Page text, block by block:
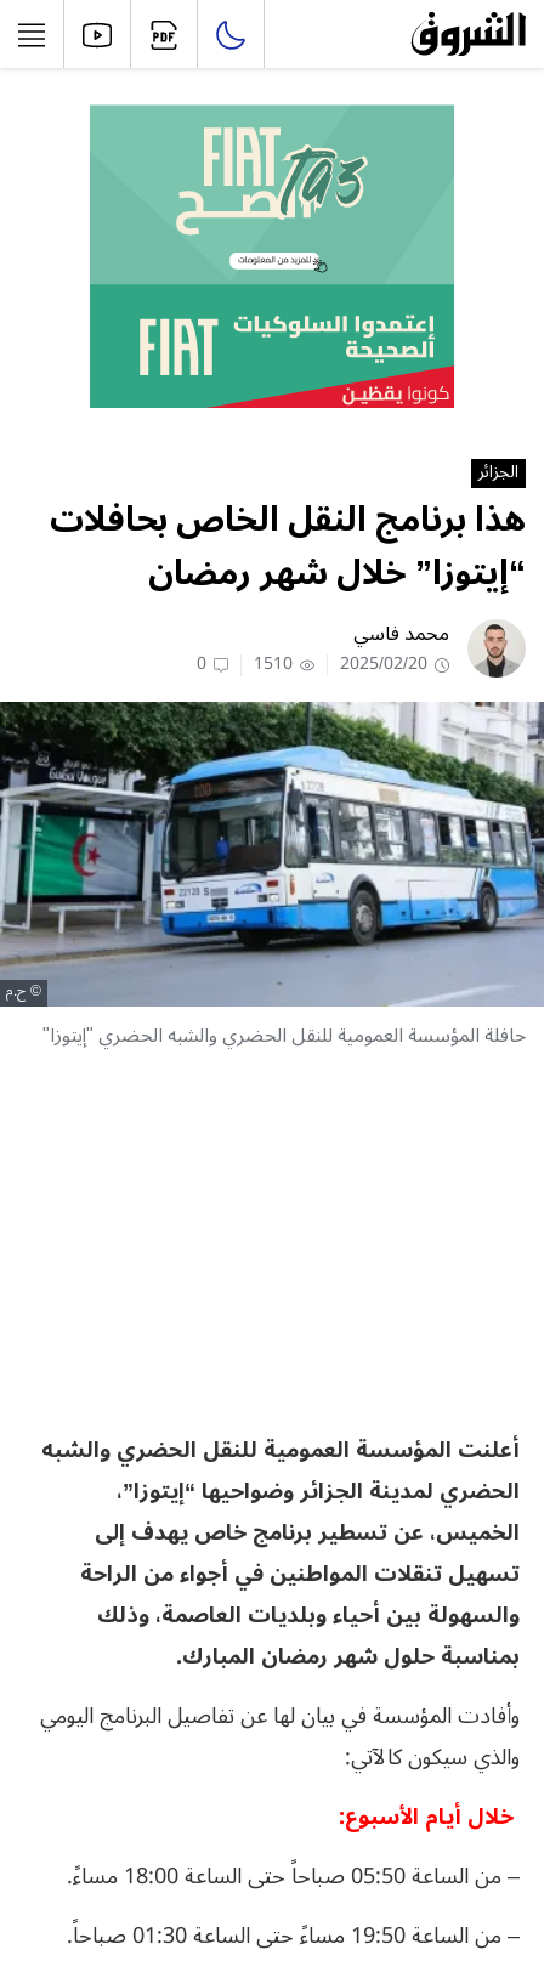
الجزائر
هذا برنامج النقل الخاص بحافلات
“إيتوزا” خلال شهر رمضان
محمد فاسي
2025/02/20
1510
0
ح.م
حافلة المؤسسة العمومية للنقل الحضري والشبه الحضري "إيتوزا"
أعلنت المؤسسة العمومية للنقل الحضري والشبه
الحضري لمدينة الجزائر وضواحيها “إيتوزا”،
الخميس، عن تسطير برنامج خاص يهدف إلى
تسهيل تنقلات المواطنين في أجواء من الراحة
والسهولة بين أحياء وبلديات العاصمة، وذلك
بمناسبة حلول شهر رمضان المبارك.
وأفادت المؤسسة في بيان لها عن تفاصيل البرنامج اليومي
والذي سيكون كالآتي:
خلال أيام الأسبوع:
– من الساعة 05:50 صباحاً حتى الساعة 18:00 مساءً.
– من الساعة 19:50 مساءً حتى الساعة 01:30 صباحاً.